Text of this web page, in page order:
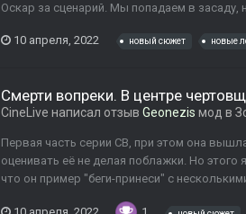
Оскар за сценарий. Мы попадаем в
10 апреля, 2022 новый сюжет новые
Смерти вопреки. В центре
CineLive написал отзыв Geonezis мод в
Первая часть серии СВ, при этом она
оценивать её не делая поблажки. Но этого
что он пример "беги-принеси" с